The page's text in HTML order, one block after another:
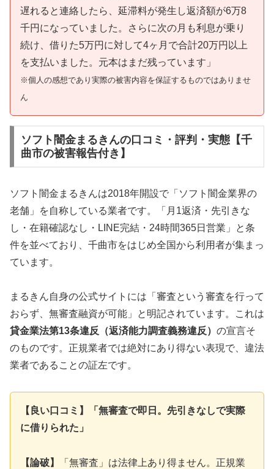
遅れると連絡したら、延滞料が発生し返済額が6万8
千円になっていました。さらに次の月も利息が乗り
続け、借りた5万円に対して4ヶ月で合計20万円以上
を支払いました。元本はまだ残っています」
※個人の感想であり実際の被害内容を保証するものではありませ
ん
ソフト闇金まるきんの口コミ・評判・実態【千
曲市の被害報告付き】
ソフト闇金まるきんは2018年開設で「ソフト闇金業界の
老舗」を自称している業者です。「月1返済・先引きな
し・在籍確認なし・LINE完結・24時間365日営業」と条
件を並べており、千曲市をはじめ全国から利用者が集まっ
ています。
まるきん自身の公式サイトには「審査という審査を行って
おらず、無審査融資が可能」と明記されています。これは
貸金業法第13条違反（返済能力調査義務違反） の宣言そ
のものです。正規業者では絶対にあり得ない表現で、違法
業者であることの証左です。
【良い口コミ】「無審査で即日。先引きなしで実際
に借りられた」
【論破】
「無審査」は法律上あり得ません。正規業